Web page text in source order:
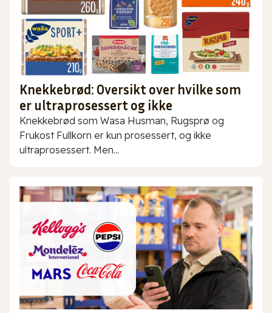
Knekkebrød: Oversikt over hvilke som
er ultraprosessert og ikke
Knekkebrød som Wasa Husman, Rugsprø og
Frukost Fullkorn er kun prosessert, og ikke
ultraprosessert. Men...